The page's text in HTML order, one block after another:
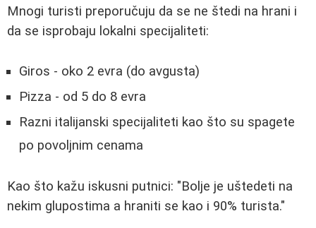
Mnogi turisti preporučuju da se ne štedi na hrani i
da se isprobaju lokalni specijaliteti:
Giros - oko 2 evra (do avgusta)
Pizza - od 5 do 8 evra
Razni italijanski specijaliteti kao što su spagete
po povoljnim cenama
Kao što kažu iskusni putnici: "Bolje je uštedeti na
nekim glupostima a hraniti se kao i 90% turista."